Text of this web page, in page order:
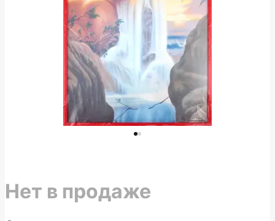
Нет в продаже